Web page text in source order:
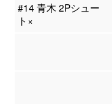
#14 青木 2Pシュー
ト×